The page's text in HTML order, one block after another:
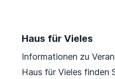
Haus für Vieles
Informationen zu
Haus für Vieles finden